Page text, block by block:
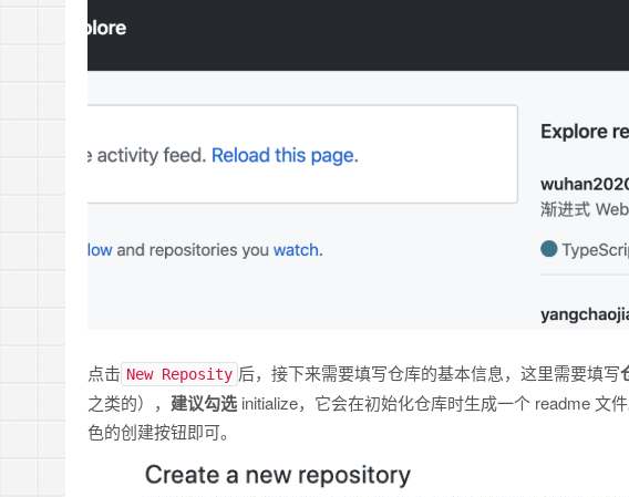
点击 New Reposity 后，接下来需要填写仓库的基本信息，这里需要填写
之类的）， 建议勾选 initialize，它会在初始化仓库时生成一个 readme 文
色的创建按钮即可。